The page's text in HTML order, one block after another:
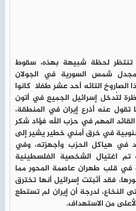
تنتظر لحظة شبيهة بهذه، سقوط
شمس السورية في الجولان
الصاروخ التائه أحد عشر طفلا كانوا
لتُدخل إسرائيل الجميع في أتون
عنه أذرع إيران في المنطقة،
المهم في حزب الله فؤاد شكر
في خرق أمني خطير يشير إلى
في هياكل الحزب وأجهزته، وفي
اغتيال الشخصية الفلسطينية
في قلب طهران عاصمة المحور مما
فقد أثبتت إسرائيل أنها تخترق
النخاع، لدرجة أن إيران لم تستطع
من الاستهداف.